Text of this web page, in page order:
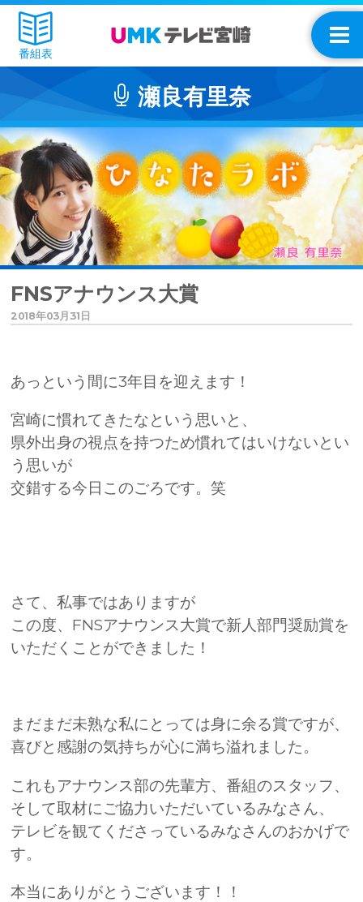
番組表
瀬良有里奈
FNSアナウンス大賞
2018年03月31日
あっという間に3年目を迎えます！
宮崎に慣れてきたなという思いと、
県外出身の視点を持つため慣れてはいけないとい
う思いが
交錯する今日このごろです。笑
さて、私事ではありますが
この度、FNSアナウンス大賞で新人部門奨励賞を
いただくことができました！
まだまだ未熟な私にとっては身に余る賞ですが、
喜びと感謝の気持ちが心に満ち溢れました。
これもアナウンス部の先輩方、番組のスタッフ、
そして取材にご協力いただいているみなさん、
テレビを観てくださっているみなさんのおかげで
す。
本当にありがとうございます！！